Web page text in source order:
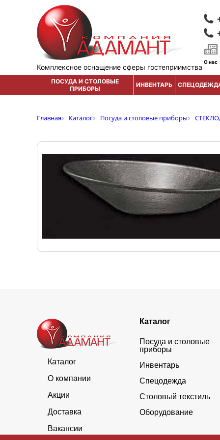
Комплексное оснащение сферы гостеприимства
О нас
ПОСУДА И СТОЛОВЫЕ
ПРИБОРЫ
ИНВЕНТАРЬ
Главная Каталог Посуда и столовые приборы
Каталог
О компании
Акции
Доставка
Вакансии
Каталог
Посуда и столовые
приборы
Инвентарь
Спецодежда
Столовый текстиль
Оборудование